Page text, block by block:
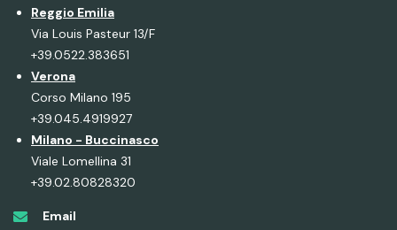
Reggio Emilia
Via Louis Pasteur 13/F
+39.0522.383651
Verona
Corso Milano 195
+39.045.4919927
Milano - Buccinasco
Viale Lomellina 31
+39.02.80828320
Email